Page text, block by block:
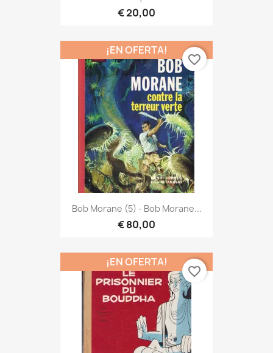
€ 20,00
Bob Morane (5) - Bob Morane...
€ 80,00
¡EN OFERTA!
favorite_border
¡EN OFERTA!
favorite_border